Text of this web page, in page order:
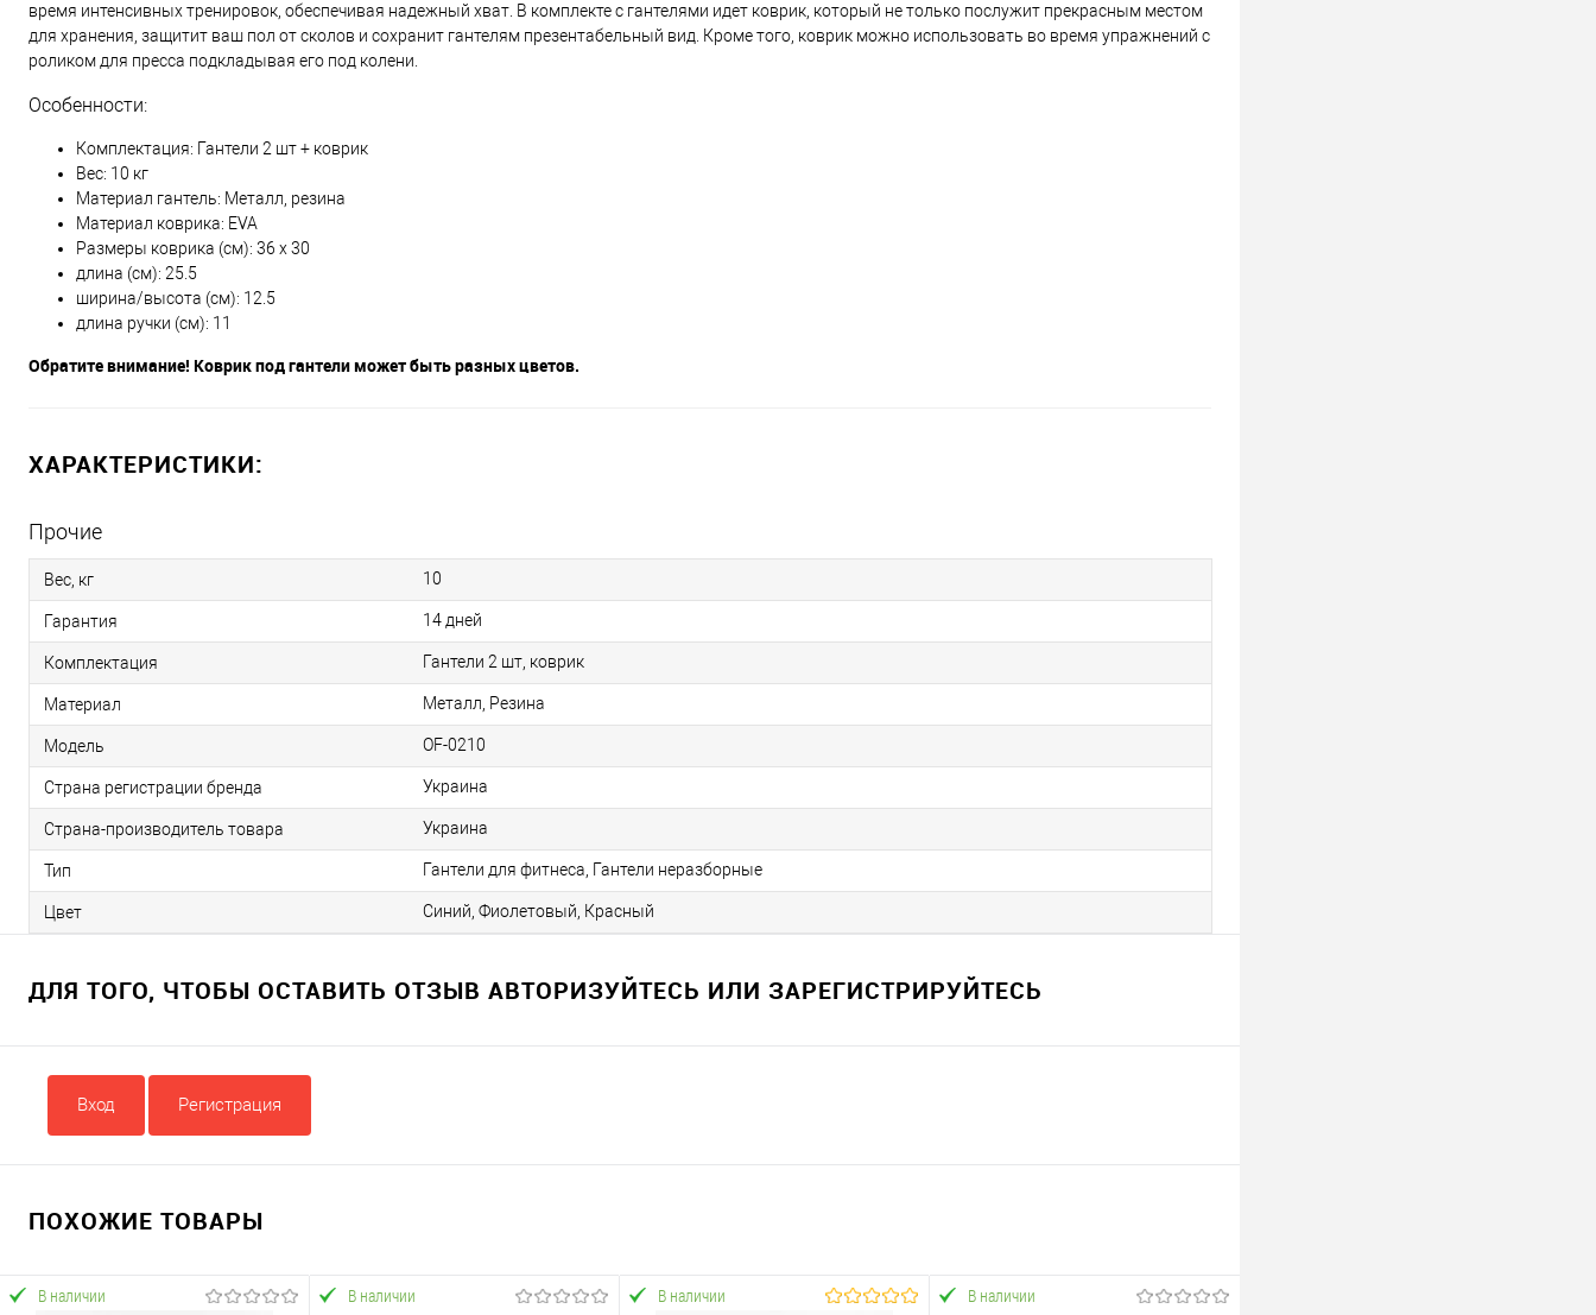
время интенсивных тренировок, обеспечивая надежный хват. В комплекте с гантелями идет коврик, который не только послужит прекрасным местом
для хранения, защитит ваш пол от сколов и сохранит гантелям презентабельный вид. Кроме того, коврик можно использовать во время упражнений с
роликом для пресса подкладывая его под колени.
Особенности:
Комплектация: Гантели 2 шт + коврик
Вес: 10 кг
Материал гантель: Металл, резина
Материал коврика: EVA
Размеры коврика (см): 36 х 30
длина (см): 25.5
ширина/высота (см): 12.5
длина ручки (см): 11
Обратите внимание! Коврик под гантели может быть разных цветов.
ХАРАКТЕРИСТИКИ:
Прочие
Вес, кг 10
Гарантия 14 дней
Комплектация Гантели 2 шт, коврик
Материал Металл, Резина
Модель OF-0210
Страна регистрации бренда Украина
Страна-производитель товара Украина
Тип Гантели для фитнеса, Гантели неразборные
Цвет Синий, Фиолетовый, Красный
ДЛЯ ТОГО, ЧТОБЫ ОСТАВИТЬ ОТЗЫВ АВТОРИЗУЙТЕСЬ ИЛИ ЗАРЕГИСТРИРУЙТЕСЬ
Вход Регистрация
ПОХОЖИЕ ТОВАРЫ
В наличии В наличии В наличии В наличии